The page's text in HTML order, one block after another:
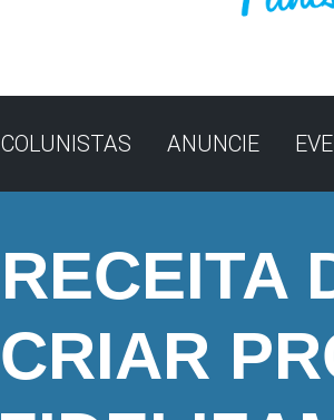
COLUNISTAS ANUNCIE
RECEITA
CRIAR